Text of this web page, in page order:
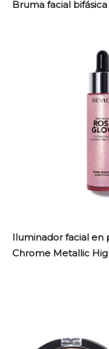
Bruma facial
Iluminador facial en
Chrome Metallic